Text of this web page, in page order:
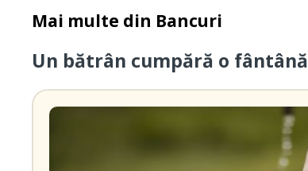
Mai multe din Bancuri
Un bătrân cumpără o fântână